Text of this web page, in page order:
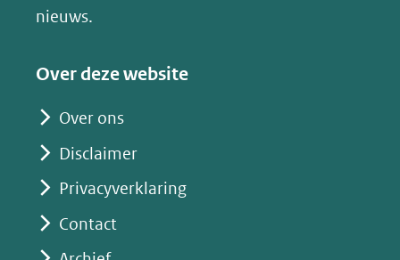
nieuws.
Over deze website
Over ons
Disclaimer
Privacyverklaring
Contact